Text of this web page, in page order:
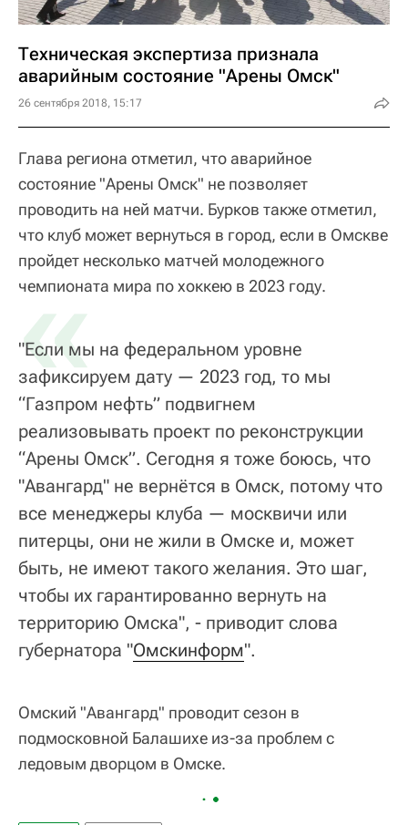
Техническая экспертиза признала
аварийным состояние "Арены Омск"
26 сентября 2018, 15:17
Глава региона отметил, что аварийное
состояние "Арены Омск" не позволяет
проводить на ней матчи. Бурков также отметил,
что клуб может вернуться в город, если в Омскве
пройдет несколько матчей молодежного
чемпионата мира по хоккею в 2023 году.
«
"Если мы на федеральном уровне
зафиксируем дату — 2023 год, то мы
“Газпром нефть” подвигнем
реализовывать проект по реконструкции
“Арены Омск”. Сегодня я тоже боюсь, что
"Авангард" не вернётся в Омск, потому что
все менеджеры клуба — москвичи или
питерцы, они не жили в Омске и, может
быть, не имеют такого желания. Это шаг,
чтобы их гарантированно вернуть на
территорию Омска", - приводит слова
губернатора "Омскинформ".
Омский "Авангард" проводит сезон в
подмосковной Балашихе из-за проблем с
ледовым дворцом в Омске.